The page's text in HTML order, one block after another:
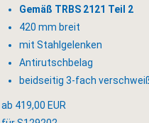
Gemäß TRBS 2121 Teil 2
420 mm breit
mit Stahlgelenken
Antirutschbelag
beidseitig 3-fach
ab 419,00 EUR